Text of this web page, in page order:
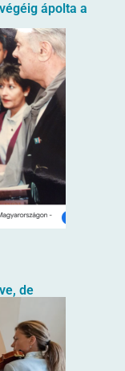
ápolta a
de